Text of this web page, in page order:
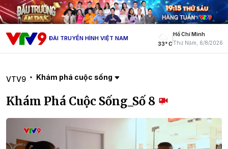
ĐÀI TRUYỀN HÌNH VIỆT NAM
33° C
Hồ Chí Minh
Thứ Năm, 6/8/2026
VTV9 Khám phá cuộc sống
Khám Phá Cuộc Sống_Số 8